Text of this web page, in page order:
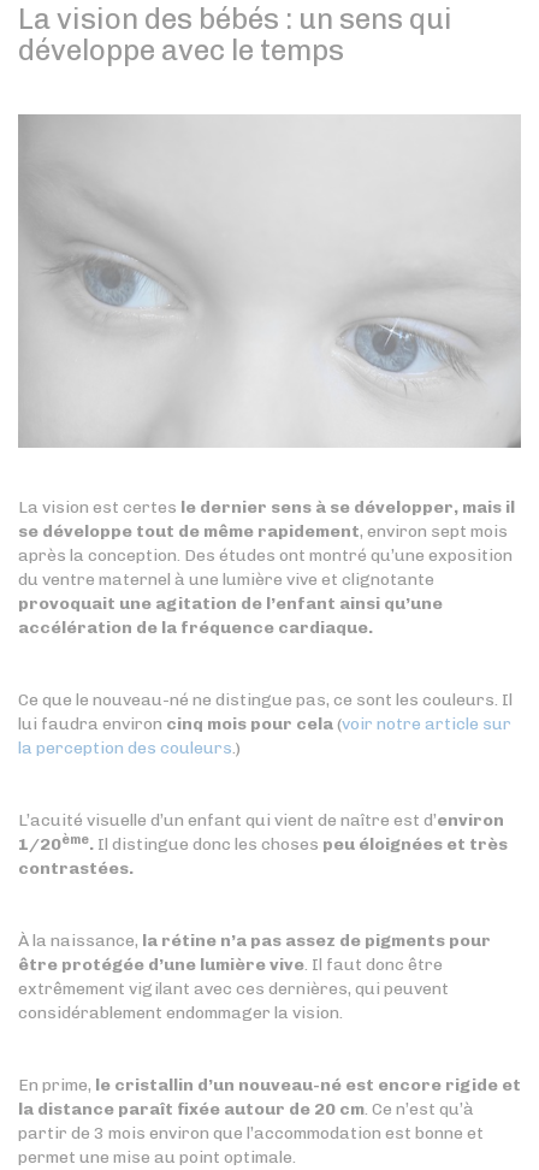
La vision des bébés : un sens qui
développe avec le temps
La vision est certes le dernier sens à se développer, mais il
se développe tout de même rapidement, environ sept mois
après la conception. Des études ont montré qu’une exposition
du ventre maternel à une lumière vive et clignotante
provoquait une agitation de l’enfant ainsi qu’une
accélération de la fréquence cardiaque.
Ce que le nouveau-né ne distingue pas, ce sont les couleurs. Il
lui faudra environ cinq mois pour cela(voir notre article sur
la perception des couleurs.)
L’acuité visuelle d’un enfant qui vient de naître est d’environ
1/20ème. Il distingue donc les choses peu éloignées et très
contrastées.
À la naissance, la rétine n’a pas assez de pigments pour
être protégée d’une lumière vive. Il faut donc être
extrêmement vigilant avec ces dernières, qui peuvent
considérablement endommager la vision.
En prime, le cristallin d’un nouveau-né est encore rigide et
la distance paraît fixée autour de 20 cm. Ce n’est qu’à
partir de 3 mois environ que l’accommodation est bonne et
permet une mise au point optimale.